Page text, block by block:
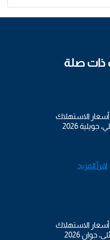
ذات صلة
الاستهلاك
جويلية 2026
اقرأ المزيد
الاستهلاك
جوان 2026